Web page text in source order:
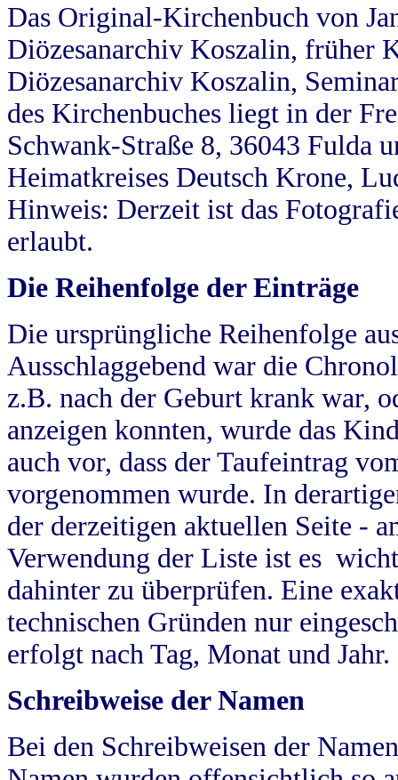
Das Original-Kirchenbuch von
Diözesanarchiv Koszalin, früher
Diözesanarchiv Koszalin,
des Kirchenbuches liegt in der
Schwank-Straße 8, 36043 Fulda
Heimatkreises Deutsch Krone,
Hinweis: Derzeit ist das
erlaubt.
Die Reihenfolge der Einträge
Die ursprüngliche Reihenfolge
Ausschlaggebend war die
z.B. nach der Geburt krank war,
anzeigen konnten, wurde das
auch vor, dass der Taufeintrag
vorgenommen wurde. In
der derzeitigen aktuellen Seite -
Verwendung der Liste ist es
dahinter zu überprüfen. Eine
technischen Gründen nur
erfolgt nach Tag, Monat und Jahr.
Schreibweise der Namen
Bei den Schreibweisen der